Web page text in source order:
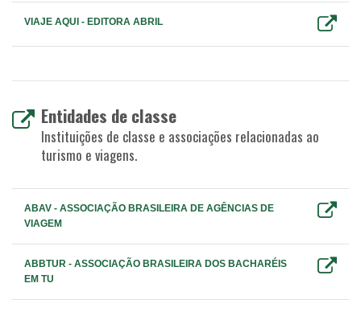
VIAJE AQUI - EDITORA ABRIL
Entidades de classe
Instituições de classe e associações relacionadas ao
turismo e viagens.
ABAV - ASSOCIAÇÃO BRASILEIRA DE AGÊNCIAS DE
VIAGEM
ABBTUR - ASSOCIAÇÃO BRASILEIRA DOS BACHARÉIS
EM TU